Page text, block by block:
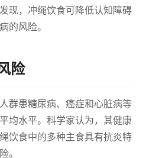
现，冲绳饮食可降低认知障碍
的风险。
险
群患糖尿病、癌症和心脏病等
均水平。科学家认为，其健康
饮食中的多种主食具有抗炎特
。